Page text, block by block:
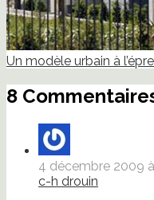
Un modèle urbain à
8
4 décembre 2009
c-h drouin